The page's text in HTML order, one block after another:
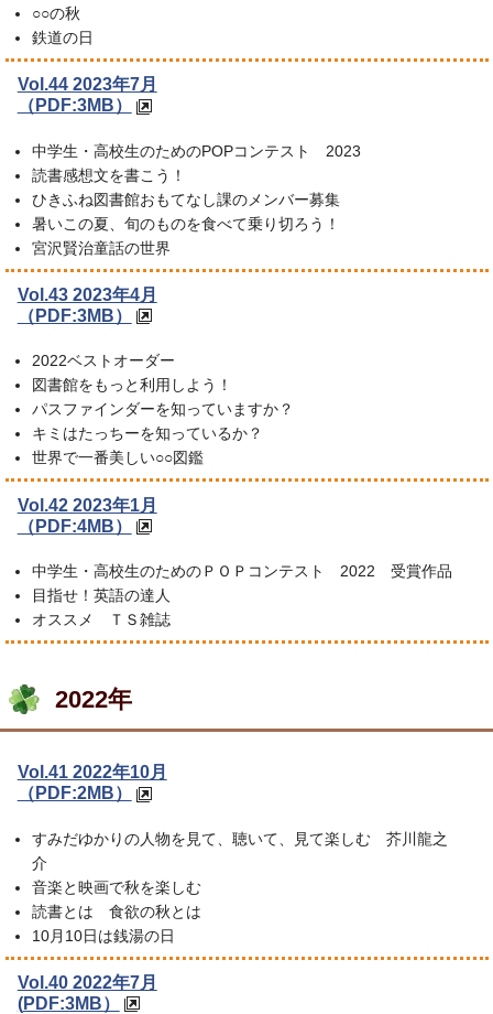
○○の秋
鉄道の日
Vol.44 2023年7月
（PDF:3MB）
中学生・高校生のためのPOPコンテスト 2023
読書感想文を書こう！
ひきふね図書館おもてなし課のメンバー募集
暑いこの夏、旬のものを食べて乗り切ろう！
宮沢賢治童話の世界
Vol.43 2023年4月
（PDF:3MB）
2022ベストオーダー
図書館をもっと利用しよう！
パスファインダーを知っていますか？
キミはたっちーを知っているか？
世界で一番美しい○○図鑑
Vol.42 2023年1月
（PDF:4MB）
中学生・高校生のためのＰＯＰコンテスト 2022 受賞作品
目指せ！英語の達人
オススメ ＴＳ雑誌
2022年
Vol.41 2022年10月
（PDF:2MB）
すみだゆかりの人物を見て、聴いて、見て楽しむ 芥川龍之
介
音楽と映画で秋を楽しむ
読書とは 食欲の秋とは
10月10日は銭湯の日
Vol.40 2022年7月
(PDF:3MB）